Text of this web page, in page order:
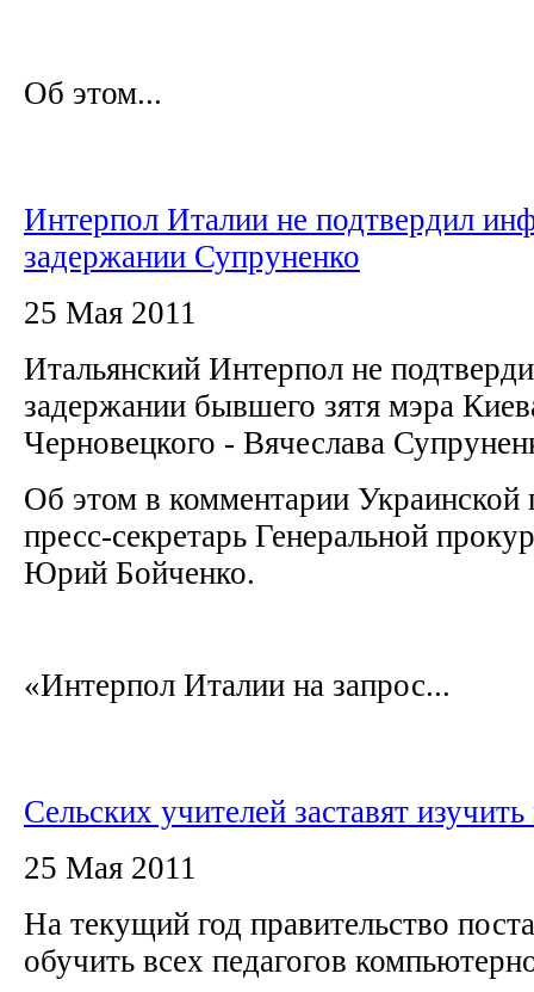
Об этом...
Интерпол Италии не подтвердил
задержании Супруненко
25 Мая 2011
Итальянский Интерпол не
задержании бывшего зятя мэра
Черновецкого - Вячеслава
Об этом в комментарии Украинской
пресс-секретарь Генеральной
Юрий Бойченко.
«Интерпол Италии на запрос...
Сельских учителей заставят
25 Мая 2011
На текущий год правительство
обучить всех педагогов